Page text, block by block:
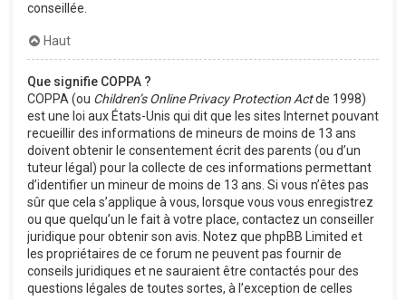
conseillée.
Haut
Que signifie COPPA ?
COPPA (ou Children’s Online Privacy Protection Actde 1998)
est une loi aux États-Unis qui dit que les sites Internet pouvant
recueillir des informations de mineurs de moins de 13 ans
doivent obtenir le consentement écrit des parents (ou d’un
tuteur légal) pour la collecte de ces informations permettant
d’identifier un mineur de moins de 13 ans. Si vous n’êtes pas
sûr que cela s’applique à vous, lorsque vous vous enregistrez
ou que quelqu’un le fait à votre place, contactez un conseiller
juridique pour obtenir son avis. Notez que phpBB Limited et
les propriétaires de ce forum ne peuvent pas fournir de
conseils juridiques et ne sauraient être contactés pour des
questions légales de toutes sortes, à l’exception de celles